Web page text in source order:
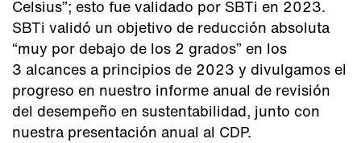
Celsius”; esto fue validado por SBTi en 2023.
SBTi validó un objetivo de reducción absoluta
“muy por debajo de los 2 grados” en los
3 alcances a principios de 2023 y divulgamos el
progreso en nuestro informe anual de revisión
del desempeño en sustentabilidad, junto con
nuestra presentación anual al CDP.